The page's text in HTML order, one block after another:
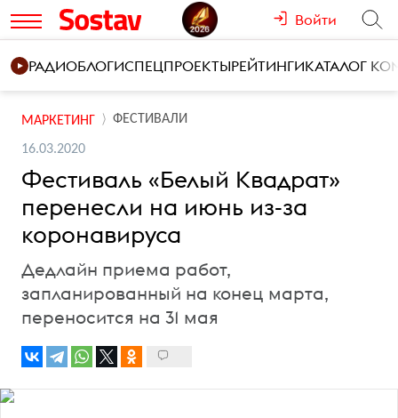
Войти
РАДИОБЛОГИСПЕЦПРОЕКТЫРЕЙТИНГИКАТАЛОГ
МАРКЕТИНГ ФЕСТИВАЛИ
16.03.2020
Фестиваль «Белый Квадрат»
перенесли на июнь из-за
коронавируса
Дедлайн приема работ,
запланированный на конец марта,
переносится на 31 мая